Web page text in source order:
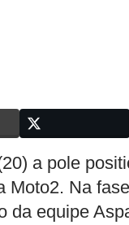
a pole
Moto2. Na
da equipe